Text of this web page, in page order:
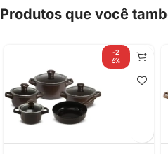
Produtos que você
-2
6%